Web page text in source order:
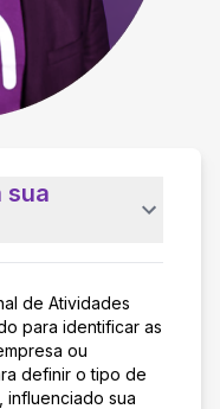
sua
de Atividades
para identificar as
ou
definir o tipo de
influenciado sua